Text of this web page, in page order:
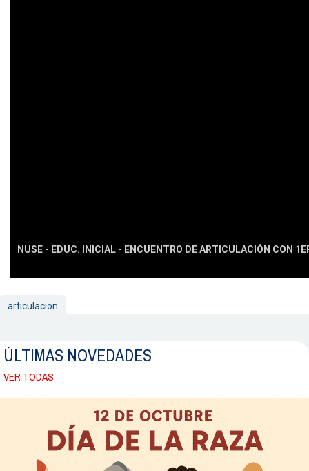
NUSE - EDUC. INICIAL - ENCUENTRO DE ARTICULACIÓN CON
articulacion
ÚLTIMAS NOVEDADES
VER TODAS